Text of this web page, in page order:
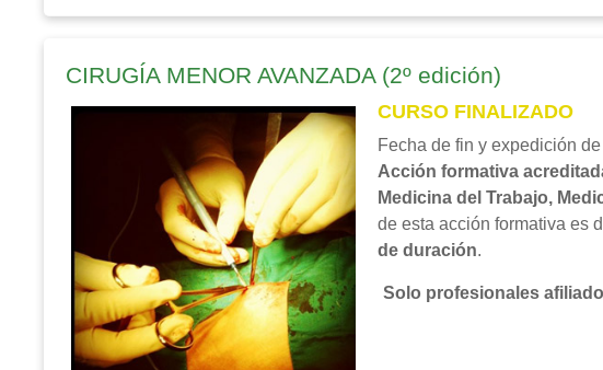
CIRUGÍA MENOR AVANZADA (2º edición)
CURSO FINALIZADO
Fecha de fin y expedición
Acción formativa
Medicina del Trabajo,
de esta acción formativa es
de duración.
Solo profesionales